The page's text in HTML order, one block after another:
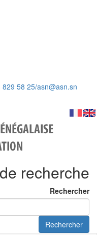
58 25/asn@asn.sn
recherche
Rechercher
Rechercher